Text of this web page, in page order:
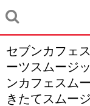
セブンカフェ
ーツスムージ
ンカフェスム
きたてスムー